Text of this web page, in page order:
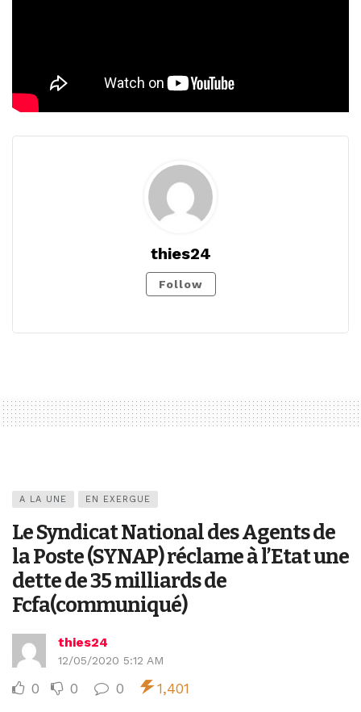
thies24
Follow
A LA UNE EN EXERGUE
Le Syndicat National des Agents de
la Poste (SYNAP) réclame à l’Etat une
dette de 35 milliards de
Fcfa(communiqué)
thies24
12/05/2020 5:12 AM
0 0 0 1,401